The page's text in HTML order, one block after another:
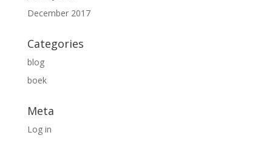
December 2017
Categories
blog
boek
Meta
Log in